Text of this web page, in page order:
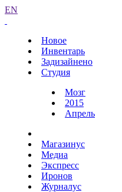
EN
Новое
Инвентарь
Задизайнено
Студия
Мозг
2015
Апрель
Магазинус
Медиа
Экспресс
Иронов
Журналус